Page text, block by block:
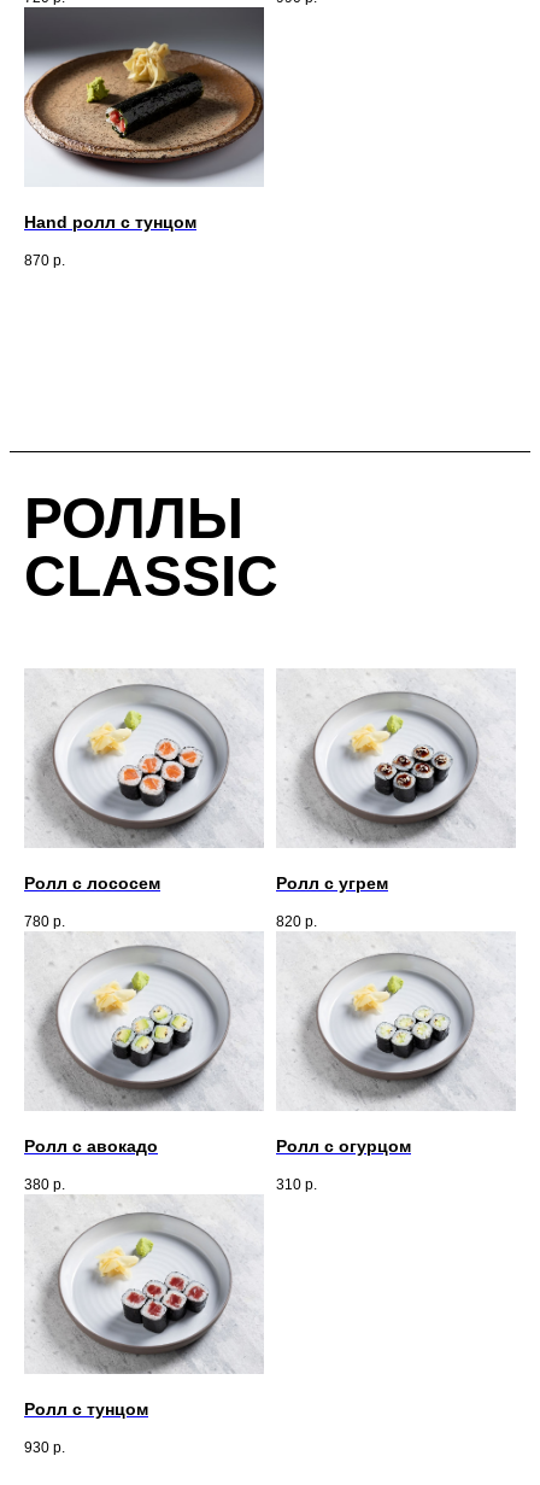
Hand ролл с тунцом
870 р.
РОЛЛЫ
CLASSIC
Ролл с лососем
780 р.
Ролл с угрем
820 р.
Ролл с авокадо
380 р.
Ролл с огурцом
310 р.
Ролл с тунцом
930 р.